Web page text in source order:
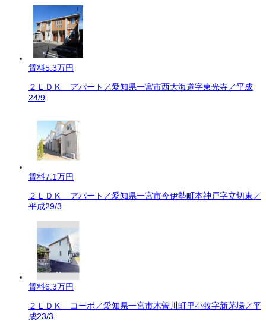
賃料5.3万円
２ＬＤＫ アパート／愛知県一宮市西大海道字東光寺／平成
24/9
賃料7.1万円
２ＬＤＫ アパート／愛知県一宮市今伊勢町本神戸字立切東／
平成29/3
賃料6.3万円
２ＬＤＫ コーポ／愛知県一宮市木曽川町里小牧字新茅場／平
成23/3